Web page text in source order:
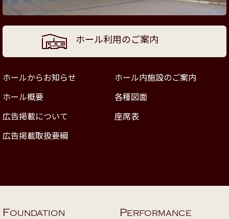
ホール利用のご案内
ホールからお知らせ
ホール内施設のご案内
ホール概要
各種図面
広告掲載について
座席表
広告掲載取扱要綱
FOUNDATION PERFORMANCE